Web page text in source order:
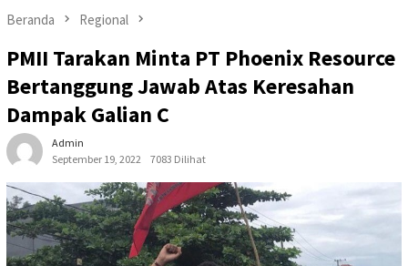
Beranda Regional
PMII Tarakan Minta PT Phoenix Resource
Bertanggung Jawab Atas Keresahan
Dampak Galian C
Admin
September 19, 2022
7083 Dilihat